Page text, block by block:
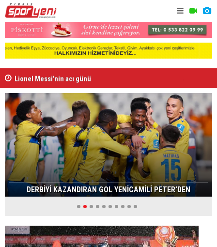
Lionel Messi'nin acı günü
DERBİYİ KAZANDIRAN GOL YENİCAMİLİ PETER’DEN